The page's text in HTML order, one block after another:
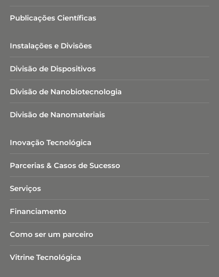
Publicações Científicas
Instalações e Divisões
Divisão de Dispositivos
Divisão de Nanobiotecnologia​
Divisão de Nanomateriais
Inovação Tecnológica
Parcerias & Casos de Sucesso
Serviços
Financiamento
Como ser um parceiro
Vitrine Tecnológica